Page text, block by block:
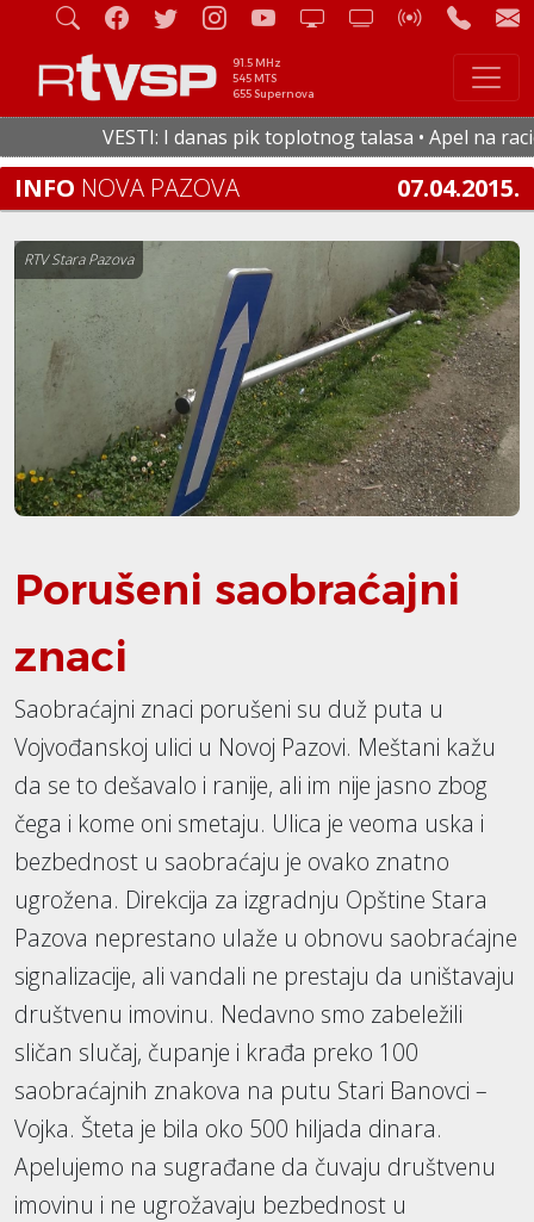
91.5 MHz
545 MTS
655 Supernova
VESTI: I danas pik toplotnog talasa • Apel na
INFO NOVA PAZOVA 07.04.2015.
RTV Stara Pazova
Porušeni saobraćajni
znaci
Saobraćajni znaci porušeni su duž puta u
Vojvođanskoj ulici u Novoj Pazovi. Meštani kažu
da se to dešavalo i ranije, ali im nije jasno zbog
čega i kome oni smetaju. Ulica je veoma uska i
bezbednost u saobraćaju je ovako znatno
ugrožena. Direkcija za izgradnju Opštine Stara
Pazova neprestano ulaže u obnovu saobraćajne
signalizacije, ali vandali ne prestaju da uništavaju
društvenu imovinu. Nedavno smo zabeležili
sličan slučaj, čupanje i krađa preko 100
saobraćajnih znakova na putu Stari Banovci –
Vojka. Šteta je bila oko 500 hiljada dinara.
Apelujemo na sugrađane da čuvaju društvenu
imovinu i ne ugrožavaju bezbednost u